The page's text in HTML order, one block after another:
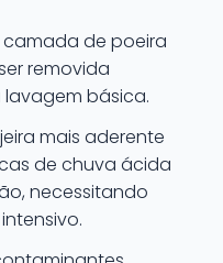
camada de poeira
removida
básica.
mais aderente
de chuva ácida
necessitando